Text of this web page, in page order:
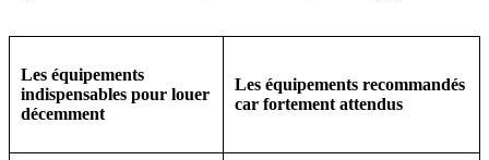
Les équipements
indispensables pour louer
décemment
Les équipements recommandés
car fortement attendus